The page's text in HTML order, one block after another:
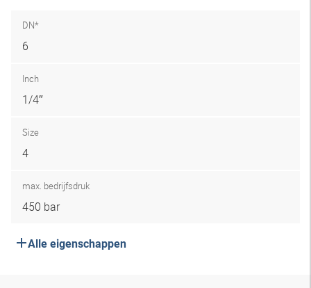
DN*
6
Inch
1/4″
Size
4
max. bedrijfsdruk
450 bar
Alle eigenschappen